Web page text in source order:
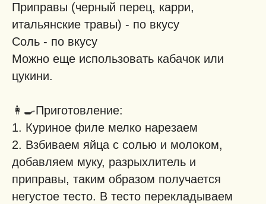
Приправы (черный перец, карри,
итальянские травы) - по вкусу
Соль - по вкусу
Можно еще использовать кабачок или
цукини.
👩‍🍳Приготовление:
1. Куриное филе мелко нарезаем
2. Взбиваем яйца с солью и молоком,
добавляем муку, разрыхлитель и
приправы, таким образом получается
негустое тесто. В тесто перекладываем